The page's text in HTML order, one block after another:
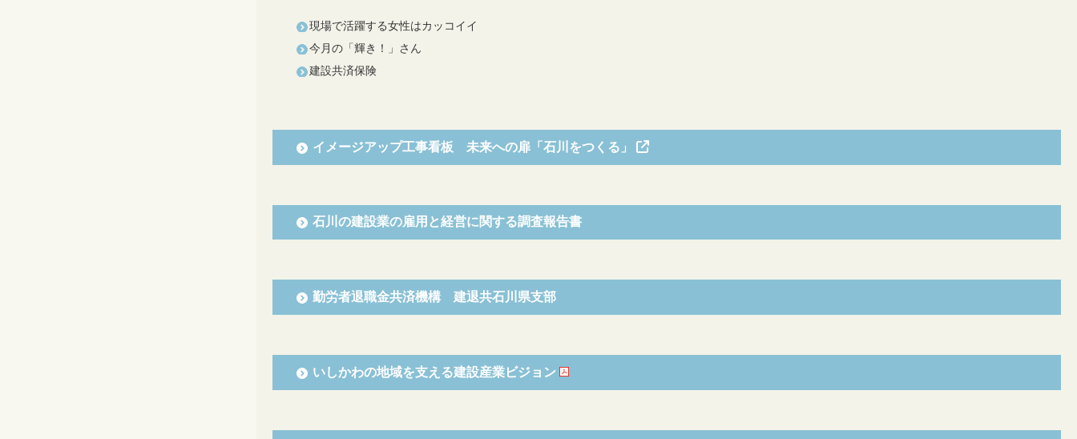
現場で活躍する女性はカッコイイ
今月の「輝き！」さん
建設共済保険
イメージアップ工事看板 未来への扉「石川をつくる」
石川の建設業の雇用と経営に関する調査報告書
勤労者退職金共済機構 建退共石川県支部
いしかわの地域を支える建設産業ビジョン